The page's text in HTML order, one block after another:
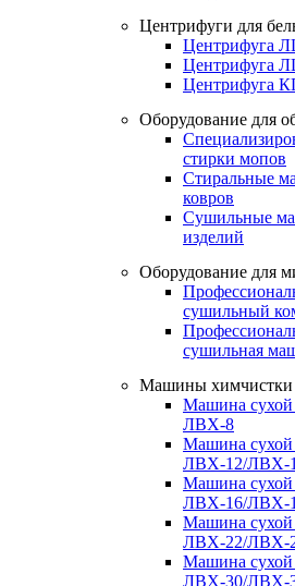
Центрифуги для
Центрифуга
Центрифуга
Центрифуга
Оборудование для
стирки мопов
Стиральные
ковров
Сушильные
изделий
Оборудование для
сушильный
сушильная
Машины химчистки
Машина сухой
ЛВХ-8
Машина сухой
ЛВХ-12/ЛВХ-
Машина сухой
ЛВХ-16/ЛВХ-
Машина сухой
ЛВХ-22/ЛВХ-
Машина сухой
ЛВХ-30/ЛВХ-